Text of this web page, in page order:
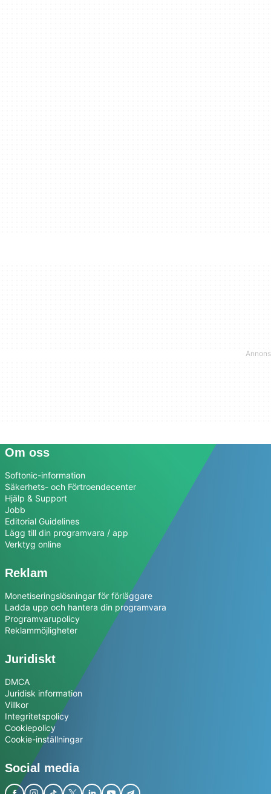
Om oss
Softonic-information
Säkerhets- och Förtroendecenter
Hjälp & Support
Jobb
Editorial Guidelines
Lägg till din programvara / app
Verktyg online
Reklam
Monetiseringslösningar för förläggare
Ladda upp och hantera din programvara
Programvarupolicy
Reklammöjligheter
Juridiskt
DMCA
Juridisk information
Villkor
Integritetspolicy
Cookiepolicy
Cookie-inställningar
Social media